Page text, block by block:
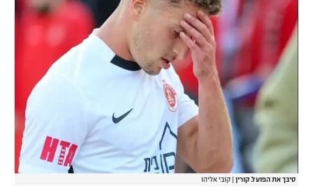
סיבך את הפועל. קורין קובי אליהו